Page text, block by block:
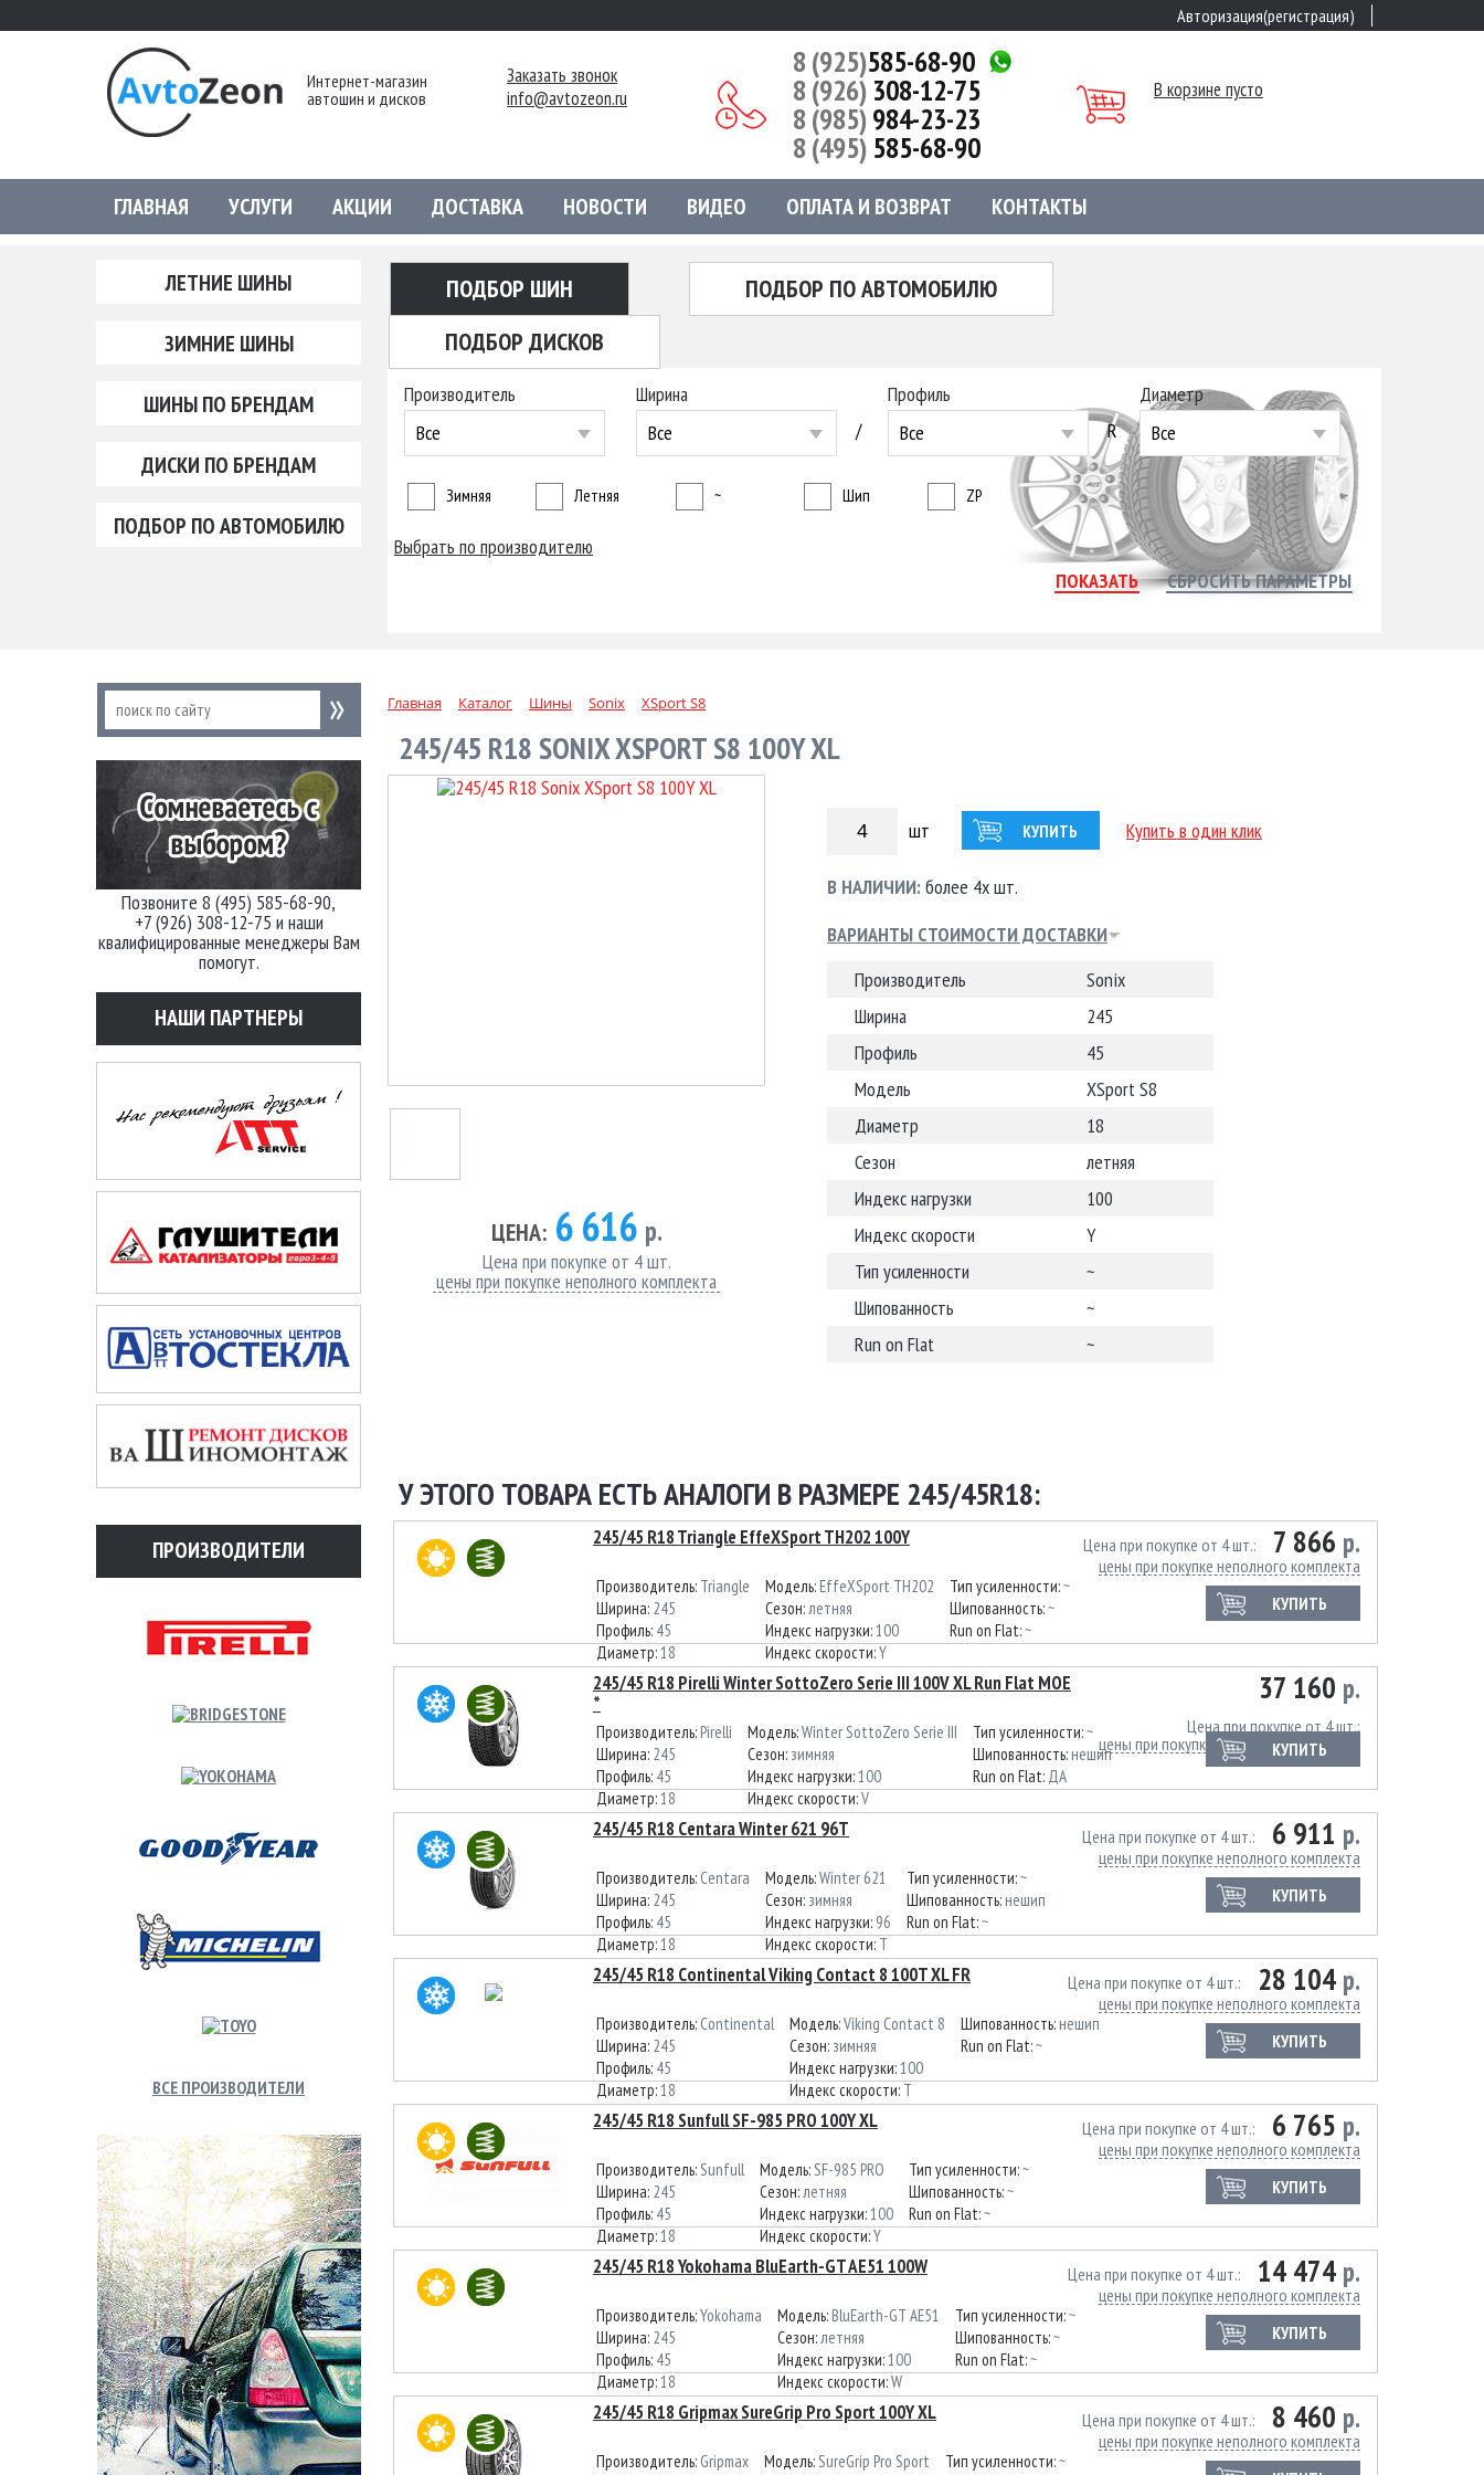
Авторизация(регистрация)
Интернет-магазин
автошин и дисков
Заказать звонок
info@avtozeon.ru
8 (925)585-68-90
8 (926) 308-12-75
8 (985)984-23-23
8 (495) 585-68-90
В корзине пусто
ГЛАВНАЯ УСЛУГИ АКЦИИ ДОСТАВКА НОВОСТИ ВИДЕО ОПЛАТА И ВОЗВРАТ КОНТАКТЫ
ЛЕТНИЕ ШИНЫ
ЗИМНИЕ ШИНЫ
ШИНЫ ПО БРЕНДАМ
ДИСКИ ПО БРЕНДАМ
ПОДБОР ПО АВТОМОБИЛЮ
ПОДБОР ШИН
ПОДБОР ПО АВТОМОБИЛЮ
ПОДБОР ДИСКОВ
Производитель
Все
Ширина
Все
/
Профиль
Все
R
Диаметр
Все
Зимняя Летняя ~ Шип ZP
Выбрать по производителю
Позвоните 8 (495) 585-68-90,
+7 (926) 308-12-75 и наши
квалифицированные менеджеры Вам
помогут.
НАШИ ПАРТНЕРЫ
ПРОИЗВОДИТЕЛИ
ВСЕ ПРОИЗВОДИТЕЛИ
Главная Каталог Шины Sonix XSport S8
245/45 R18 SONIX XSPORT S8 100Y XL
ЦЕНА:6 616 р.
Цена при покупке от 4 шт.
цены при покупке неполного комплекта
шт КУПИТЬ Купить в один клик
В НАЛИЧИИ:более 4х шт.
ВАРИАНТЫ СТОИМОСТИ ДОСТАВКИ
Производитель
Sonix
Ширина
245
Профиль
45
Модель
XSport S8
Диаметр
18
Сезон
летняя
Индекс нагрузки
100
Индекс скорости
Y
Тип усиленности
~
Шипованность
~
Run on Flat
~
У ЭТОГО ТОВАРА ЕСТЬ АНАЛОГИ В РАЗМЕРЕ 245/45R18:
245/45 R18 Triangle EffeXSport TH202 100Y 7 866 р.
Цена при покупке от 4 шт.
цены при покупке неполного комплекта
КУПИТЬ
Производитель: Triangle
Ширина: 245
Профиль: 45
Диаметр:18
Модель: EffeXSport TH202
Сезон:летняя
Индекс нагрузки:100
Индекс скорости:Y
Тип усиленности:~
Шипованность:~
Run on Flat:~
245/45 R18 Pirelli Winter SottoZero Serie III 100V XL Run Flat MOE
*
37 160 р.
Цена при покупке от 4 шт.
цены при покупке неполного комплекта
КУПИТЬ
Производитель: Pirelli
Ширина: 245
Профиль: 45
Диаметр:18
Модель:Winter SottoZero Serie III
Сезон: зимняя
Индекс нагрузки:100
Индекс скорости:V
Тип усиленности:~
Шипованность: нешип
Run on Flat: ДА
245/45 R18 Centara Winter 621 96T 6 911 р.
Цена при покупке от 4 шт.
цены при покупке неполного комплекта
КУПИТЬ
Производитель: Centara
Ширина: 245
Профиль: 45
Диаметр:18
Модель:Winter 621
Сезон: зимняя
Индекс нагрузки: 96
Индекс скорости: T
Тип усиленности:~
Шипованность: нешип
Run on Flat:~
245/45 R18 Continental Viking Contact 8 100T XL FR 28 104 р.
Цена при покупке от 4 шт.
цены при покупке неполного комплекта
КУПИТЬ
Производитель: Continental
Ширина: 245
Профиль: 45
Диаметр:18
Модель:Viking Contact 8
Сезон: зимняя
Индекс нагрузки:100
Индекс скорости: T
Шипованность: нешип
Run on Flat:~
245/45 R18 Sunfull SF-985 PRO 100Y XL 6 765 р.
Цена при покупке от 4 шт.
цены при покупке неполного комплекта
КУПИТЬ
Производитель:Sunfull
Ширина: 245
Профиль: 45
Диаметр:18
Модель:SF-985 PRO
Сезон:летняя
Индекс нагрузки:100
Индекс скорости:Y
Тип усиленности:~
Шипованность:~
Run on Flat:~
245/45 R18 Yokohama BluEarth-GT AE51 100W 14 474 р.
Цена при покупке от 4 шт.
цены при покупке неполного комплекта
КУПИТЬ
Производитель:Yokohama
Ширина: 245
Профиль: 45
Диаметр:18
Модель: BluEarth-GT AE51
Сезон:летняя
Индекс нагрузки:100
Индекс скорости:W
Тип усиленности:~
Шипованность:~
Run on Flat:~
245/45 R18 Gripmax SureGrip Pro Sport 100Y XL 8 460 р.
Цена при покупке от 4 шт.
цены при покупке неполного комплекта
Производитель: Gripmax
Модель:SureGrip Pro Sport
Тип усиленности:~